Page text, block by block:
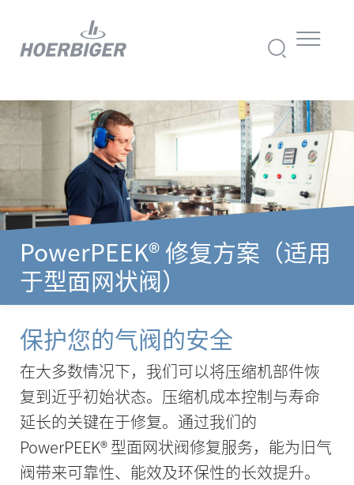
PowerPEEK® 修复方案（适用
于型面网状阀）
保护您的气阀的安全
在大多数情况下，我们可以将压缩机部件恢
复到近乎初始状态。压缩机成本控制与寿命
延长的关键在于修复。通过我们的
PowerPEEK® 型面网状阀修复服务，能为旧气
阀带来可靠性、能效及环保性的长效提升。